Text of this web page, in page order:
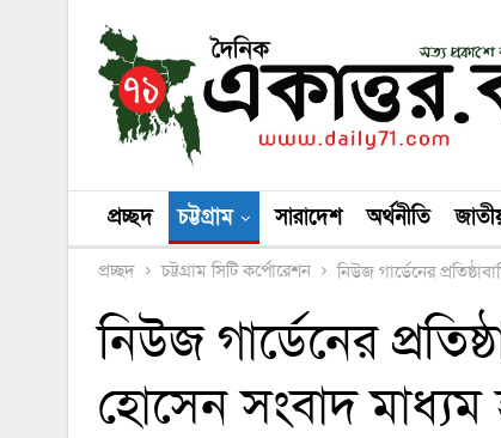
প্রচ্ছদ চট্টগ্রাম সারাদেশ অর্থনীতি
প্রচ্ছদ চট্টগ্রাম সিটি কর্পোরেশন নিউজ গার্ডেনের
নিউজ গার্ডেনের
হোসেন সংবাদ